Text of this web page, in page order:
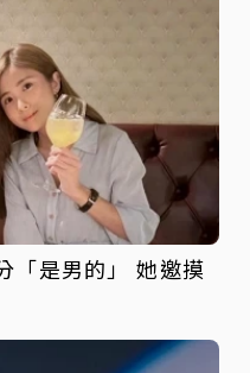
的」 她邀摸